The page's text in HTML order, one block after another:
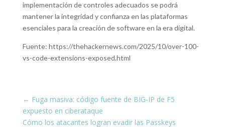
implementación de controles adecuados se podrá
mantener la integridad y confianza en las plataformas
esenciales para la creación de software en la era digital.
Fuente: https://thehackernews.com/2025/10/over-100-
vs-code-extensions-exposed.html
← Fuga masiva: código fuente de BIG-IP de F5
expuesto en ciberataque
Cómo los atacantes logran evadir las Passkeys